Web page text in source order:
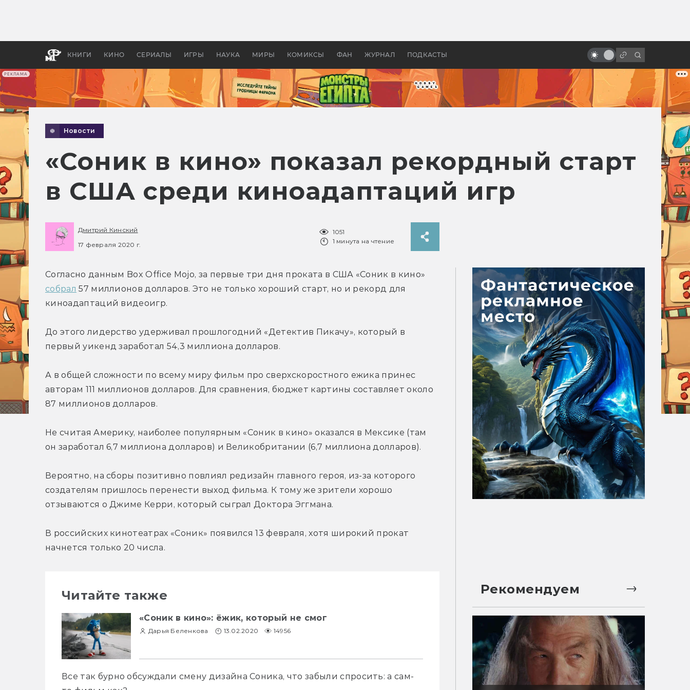
РЕКЛАМА
КНИГИ КИНО СЕРИАЛЫ ИГРЫ НАУКА МИРЫ КОМИКСЫ ФАН ЖУРНАЛ ПОДКАСТЫ
бы «Властелина колец»
Древней Грецией
комедиях
Новости
«Соник в кино» показал рекордный старт
в США среди киноадаптаций игр
Дмитрий Кинский
17 февраля 2020 г.
1051
1 минута на чтение
собрал 57 миллионов долларов. Это не только хороший старт, но и рекорд для
киноадаптаций видеоигр.
До этого лидерство удерживал прошлогодний «Детектив Пикачу», который в
первый уикенд заработал 54,3 миллиона долларов.
А в общей сложности по всему миру фильм про сверхскоростного ежика принес
авторам 111 миллионов долларов. Для сравнения, бюджет картины составляет около
87 миллионов долларов.
Не считая Америку, наиболее популярным «Соник в кино» оказался в Мексике (там
он заработал 6,7 миллиона долларов) и Великобритании (6,7 миллиона долларов).
Вероятно, на сборы позитивно повлиял редизайн главного героя, из-за которого
создателям пришлось перенести выход фильма. К тому же зрители хорошо
отзываются о Джиме Керри, который сыграл Доктора Эггмана.
В российских кинотеатрах «Соник» появился 13 февраля, хотя широкий прокат
начнется только 20 числа.
Читайте также
«Соник в кино»: ёжик, который не смог
Дарья Беленкова 13.02.2020 14956
Все так бурно обсуждали смену дизайна Соника, что забыли спросить: а сам-
Рекомендуем